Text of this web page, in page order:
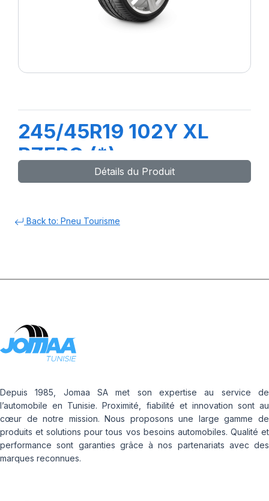
245/45R19 102Y XL
PZERO (*)
Détails du Produit
Back to: Pneu Tourisme
Depuis 1985, Jomaa SA met son expertise au service de
l’automobile en Tunisie. Proximité, fiabilité et innovation sont au
cœur de notre mission. Nous proposons une large gamme de
produits et solutions pour tous vos besoins automobiles. Qualité et
performance sont garanties grâce à nos partenariats avec des
marques reconnues.